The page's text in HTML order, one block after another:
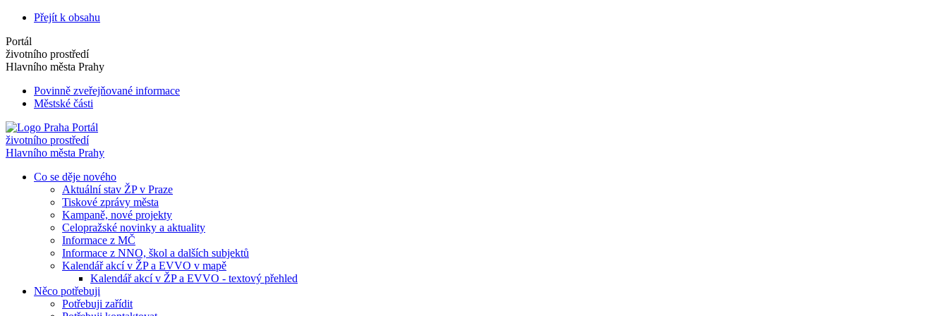
Přejít k obsahu
Portál
životního prostředí
Hlavního města Prahy
Povinně zveřejňované informace
Městské části
Portál
životního prostředí
Hlavního města Prahy
Co se děje nového
Aktuální stav ŽP v Praze
Tiskové zprávy města
Kampaně, nové projekty
Celopražské novinky a aktuality
Informace z MČ
Informace z NNO, škol a dalších subjektů
Kalendář akcí v ŽP a EVVO v mapě
Kalendář akcí v ŽP a EVVO - textový přehled
Něco potřebuji
Potřebuji zařídit